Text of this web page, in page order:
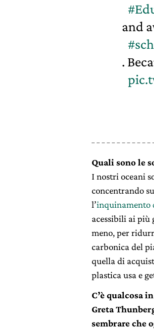
and
.
Quali sono le
I nostri oceani
concentrando
l’inquinamento
acessibili ai più
meno, per
carbonica del
quella di
plastica usa e
C’è qualcosa
Greta
sembrare che